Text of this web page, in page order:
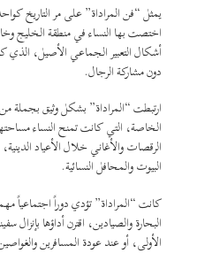
يمثل “فن المراداة” على مر التاريخ
اختصت بها النساء في منطقة الخليج
أشكال التعبير الجماعي الأصيل، الذي
دون مشاركة الرجال.
ارتبطت “المراداة” بشكل وثيق بجملة
الخاصة، التي كانت تمنح النساء
الرقصات والأغاني خلال الأعياد
البيوت والمحافل النسائية.
كانت “المراداة” تؤدي دوراً اجتماعياً
البحارة والصيادين، اقترن أداؤها بإنزال
الأولى، أو عند عودة المسافرين